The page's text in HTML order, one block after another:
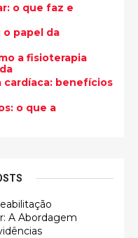
o que faz e
papel da
a fisioterapia
cardíaca: benefícios
o que a
A Abordagem